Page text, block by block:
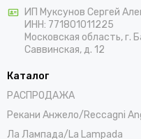
ИП Муксунов Сергей
ИНН: 771801011225
Московская область, г.
Саввинская, д. 12
Каталог
РАСПРОДАЖА
Рекани Анжело/Reccagni
Ла Лампада/La Lampada